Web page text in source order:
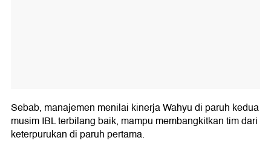
Sebab, manajemen menilai kinerja Wahyu di paruh kedua
musim IBL terbilang baik, mampu membangkitkan tim dari
keterpurukan di paruh pertama.